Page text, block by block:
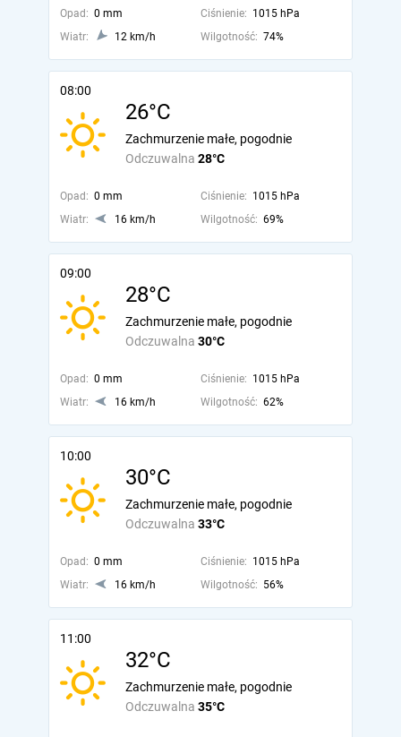
Opad: 0 mm Ciśnienie: 1015 hPa
Wiatr:
12 km/h Wilgotność: 74%
08:00
26°C
Odczuwalna 28°C
Zachmurzenie małe, pogodnie
Opad: 0 mm Ciśnienie: 1015 hPa
Wiatr:
16 km/h Wilgotność: 69%
09:00
28°C
Odczuwalna 30°C
Zachmurzenie małe, pogodnie
Opad: 0 mm Ciśnienie: 1015 hPa
Wiatr:
16 km/h Wilgotność: 62%
10:00
30°C
Odczuwalna 33°C
Zachmurzenie małe, pogodnie
Opad: 0 mm Ciśnienie: 1015 hPa
Wiatr:
16 km/h Wilgotność: 56%
11:00
32°C
Odczuwalna 35°C
Zachmurzenie małe, pogodnie